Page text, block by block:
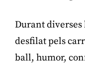
Durant diverses
desfilat pels
ball, humor,